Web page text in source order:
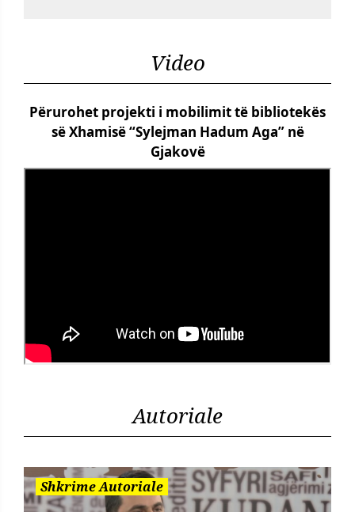
Video
Përurohet projekti i mobilimit të bibliotekës
së Xhamisë “Sylejman Hadum Aga” në
Gjakovë
Autoriale
Shkrime Autoriale